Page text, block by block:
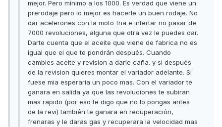
mejor. Pero mínimo a los 1000. Es verdad que viene un
prerodaje pero lo mejor es hacerle un buen rodaje. No
dar acelerones con la moto fria e intertar no pasar de
7000 revoluciones, alguna que otra vez le puedes dar.
Darte cuenta que el aceite que viene de fabrica no es
igual que el que te pondrán después. Cuando
cambies aceite y revision a darle caña. y si después
de la revision quieres montar el variador adelante. Si
fuese mia esperaria un poco mas. Con el variador te
ganara en salida ya que las revoluciones te subiran
mas rapido (por eso te digo que no lo pongas antes
de la revi) también te ganara en recuperación,
frenaras y le daras gas y recuperara la velocidad mas